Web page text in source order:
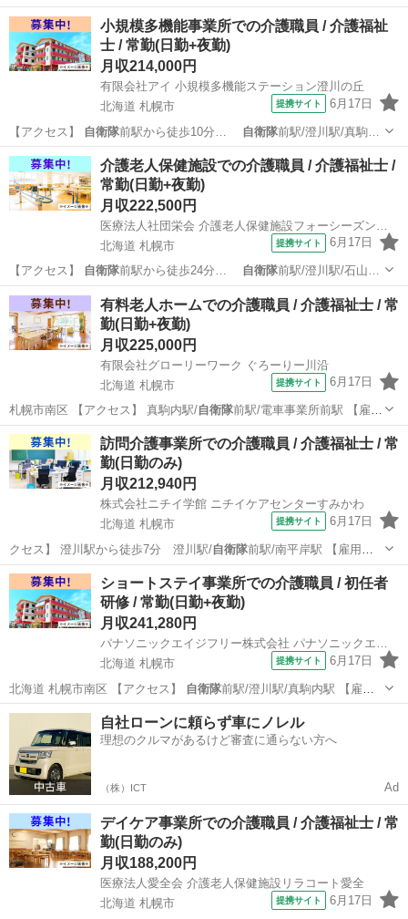
+夜勤)…
愛知 名古屋市 介護福祉士
小規模多機能事業所での介護職員 / 介護福祉
士 / 常勤(日勤+夜勤)
月収214,000円
有限会社アイ 小規模多機能ステーション澄川の丘
北海道 札幌市
提携サイト 6月17日
【アクセス】 自衛隊前駅から徒歩10分… 自衛隊前駅/澄川駅/真駒…
北海道 札幌市 介護福祉士
介護老人保健施設での介護職員 / 介護福祉士 /
常勤(日勤+夜勤)
月収222,500円
北海道 札幌市
提携サイト 6月17日
【アクセス】 自衛隊前駅から徒歩24分… 自衛隊前駅/澄川駅/石山…
北海道 札幌市 介護福祉士
有料老人ホームでの介護職員 / 介護福祉士 / 常
勤(日勤+夜勤)
月収225,000円
有限会社グローリーワーク ぐろーりー川沿
北海道 札幌市
提携サイト 6月17日
札幌市南区 【アクセス】 真駒内駅/自衛隊前駅/電車事業所前駅 【雇用
形態】常…
北海道 札幌市 介護福祉士
訪問介護事業所での介護職員 / 介護福祉士 / 常
勤(日勤のみ)
月収212,940円
株式会社ニチイ学館 ニチイケアセンターすみかわ
北海道 札幌市
提携サイト 6月17日
クセス】 澄川駅から徒歩7分 澄川駅/自衛隊前駅/南平岸駅 【雇用形
態】常勤(日…
北海道 札幌市 介護福祉士
ショートステイ事業所での介護職員 / 初任者
研修 / 常勤(日勤+夜勤)
月収241,280円
パナソニックエイジフリー株式会社 パナソニックエイジフリーケアセンター札幌南
北海道 札幌市
提携サイト 6月17日
北海道 札幌市南区 【アクセス】 自衛隊前駅/澄川駅/真駒内駅 【雇用
形態】…
北海道 札幌市 介護福祉士
自社ローンに頼らず車にノレル
理想のクルマがあるけど審査に通らない方へ
（株）ICT Ad
デイケア事業所での介護職員 / 介護福祉士 / 常
勤(日勤のみ)
月収188,200円
医療法人愛全会 介護老人保健施設リラコート愛全
北海道 札幌市
提携サイト 6月17日